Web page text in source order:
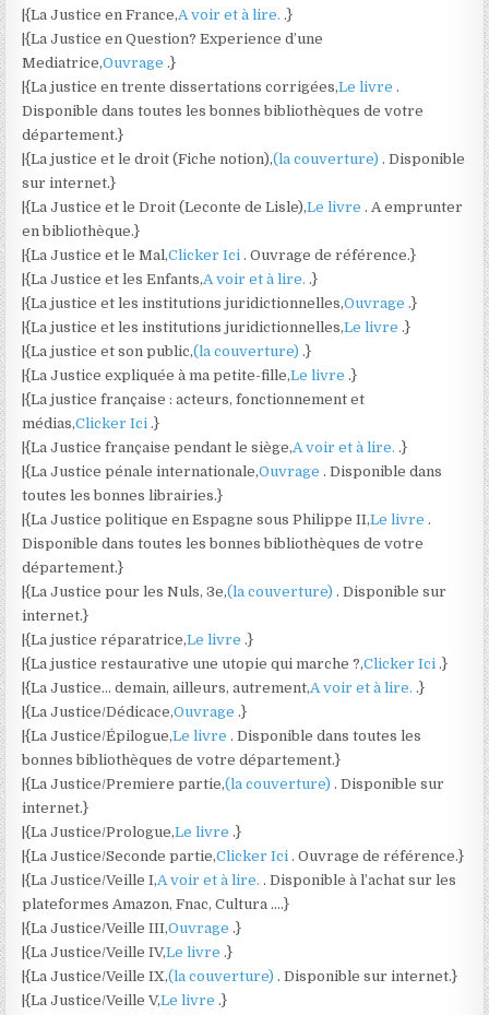
|{La Justice en France,A voir et à lire..}
|{La Justice en Question? Experience d’une
Mediatrice,Ouvrage.}
|{La justice en trente dissertations corrigées,Le livre.
Disponible dans toutes les bonnes bibliothèques de votre
département.}
|{La justice et le droit (Fiche notion),(la couverture). Disponible
sur internet.}
|{La Justice et le Droit (Leconte de Lisle),Le livre. A emprunter
en bibliothèque.}
|{La Justice et le Mal,Clicker Ici. Ouvrage de référence.}
|{La Justice et les Enfants,A voir et à lire..}
|{La justice et les institutions juridictionnelles,Ouvrage.}
|{La justice et les institutions juridictionnelles,Le livre.}
|{La justice et son public,(la couverture).}
|{La Justice expliquée à ma petite-fille,Le livre.}
|{La justice française : acteurs, fonctionnement et
médias,Clicker Ici.}
|{La Justice française pendant le siège,A voir et à lire..}
|{La Justice pénale internationale,Ouvrage. Disponible dans
toutes les bonnes librairies.}
|{La Justice politique en Espagne sous Philippe II,Le livre.
Disponible dans toutes les bonnes bibliothèques de votre
département.}
|{La Justice pour les Nuls, 3e,(la couverture). Disponible sur
internet.}
|{La justice réparatrice,Le livre.}
|{La justice restaurative une utopie qui marche ?,Clicker Ici.}
|{La Justice… demain, ailleurs, autrement,A voir et à lire..}
|{La Justice/Dédicace,Ouvrage.}
|{La Justice/Épilogue,Le livre. Disponible dans toutes les
bonnes bibliothèques de votre département.}
|{La Justice/Premiere partie,(la couverture). Disponible sur
internet.}
|{La Justice/Prologue,Le livre.}
|{La Justice/Seconde partie,Clicker Ici. Ouvrage de référence.}
|{La Justice/Veille I,A voir et à lire.. Disponible à l’achat sur les
plateformes Amazon, Fnac, Cultura ….}
|{La Justice/Veille III,Ouvrage.}
|{La Justice/Veille IV,Le livre.}
|{La Justice/Veille IX,(la couverture). Disponible sur internet.}
|{La Justice/Veille V,Le livre.}